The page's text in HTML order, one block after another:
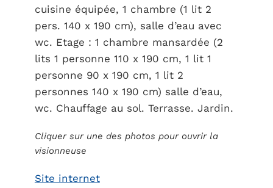
cuisine équipée, 1 chambre (1 lit 2
pers. 140 x 190 cm), salle d’eau avec
wc. Etage : 1 chambre mansardée (2
lits 1 personne 110 x 190 cm, 1 lit 1
personne 90 x 190 cm, 1 lit 2
personnes 140 x 190 cm) salle d’eau,
wc. Chauffage au sol. Terrasse. Jardin.
Cliquer sur une des photos pour ouvrir la
visionneuse
Site internet